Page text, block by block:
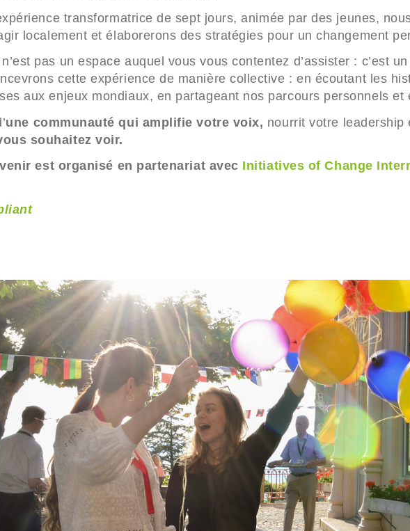
transformatrice de sept jours, animée par des jeunes,
localement et élaborerons des stratégies pour un changement
pas un espace auquel vous vous contentez d’assister : c’est
cette expérience de manière collective : en écoutant les
aux enjeux mondiaux, en partageant nos parcours personnels et
une communauté qui amplifie votre voix, nourrit votre
souhaitez voir.
est organisé en partenariat avec Initiatives of Change